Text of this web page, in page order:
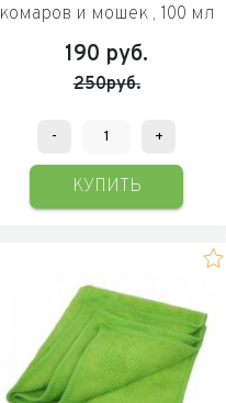
комаров и мошек , 100 мл
190 руб.
250руб.
- +
КУПИТЬ